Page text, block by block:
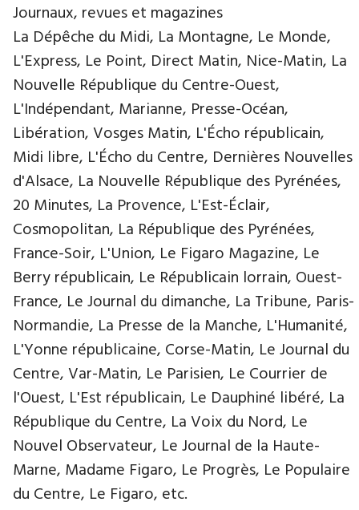
Journaux, revues et magazines
La Dépêche du Midi, La Montagne, Le Monde,
L'Express, Le Point, Direct Matin, Nice-Matin, La
Nouvelle République du Centre-Ouest,
L'Indépendant, Marianne, Presse-Océan,
Libération, Vosges Matin, L'Écho républicain,
Midi libre, L'Écho du Centre, Dernières Nouvelles
d'Alsace, La Nouvelle République des Pyrénées,
20 Minutes, La Provence, L'Est-Éclair,
Cosmopolitan, La République des Pyrénées,
France-Soir, L'Union, Le Figaro Magazine, Le
Berry républicain, Le Républicain lorrain, Ouest-
France, Le Journal du dimanche, La Tribune, Paris-
Normandie, La Presse de la Manche, L'Humanité,
L'Yonne républicaine, Corse-Matin, Le Journal du
Centre, Var-Matin, Le Parisien, Le Courrier de
l'Ouest, L'Est républicain, Le Dauphiné libéré, La
République du Centre, La Voix du Nord, Le
Nouvel Observateur, Le Journal de la Haute-
Marne, Madame Figaro, Le Progrès, Le Populaire
du Centre, Le Figaro, etc.